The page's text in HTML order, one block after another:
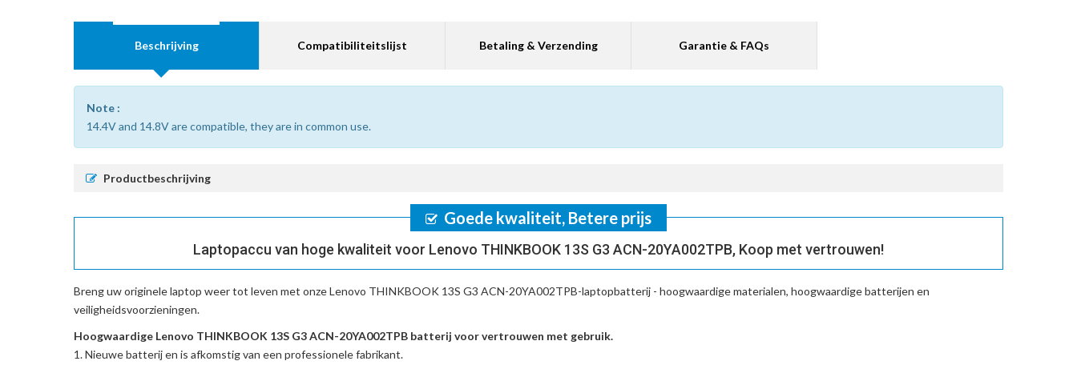
Beschrijving Compatibiliteitslijst Betaling & Verzending Garantie & FAQs
Note :
14.4V and 14.8V are compatible, they are in common use.
Productbeschrijving
Goede kwaliteit, Betere prijs
Laptopaccu van hoge kwaliteit voor Lenovo THINKBOOK 13S G3 ACN-20YA002TPB, Koop met vertrouwen!
Breng uw originele laptop weer tot leven met onzeLenovo THINKBOOK 13S G3 ACN-20YA002TPB-laptopbatterij - hoogwaardige materialen, hoogwaardige batterijen en
veiligheidsvoorzieningen.
Hoogwaardige Lenovo THINKBOOK 13S G3 ACN-20YA002TPB batterij voor vertrouwen met gebruik.
Nieuwe batterij en is afkomstig van een professionele fabrikant.